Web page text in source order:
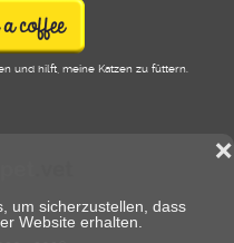
um sicherzustellen, dass
Website erhalten.
❌
und hilft, meine Katzen zu füttern.